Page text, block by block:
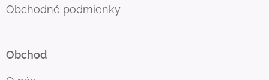
Obchodné podmienky
Obchod